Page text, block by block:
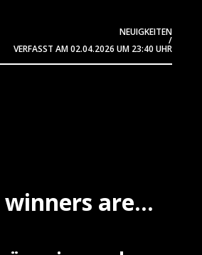
NEUIGKEITEN
/
VERFASST AM02.04.2026 UM 23:40 UHR
are...